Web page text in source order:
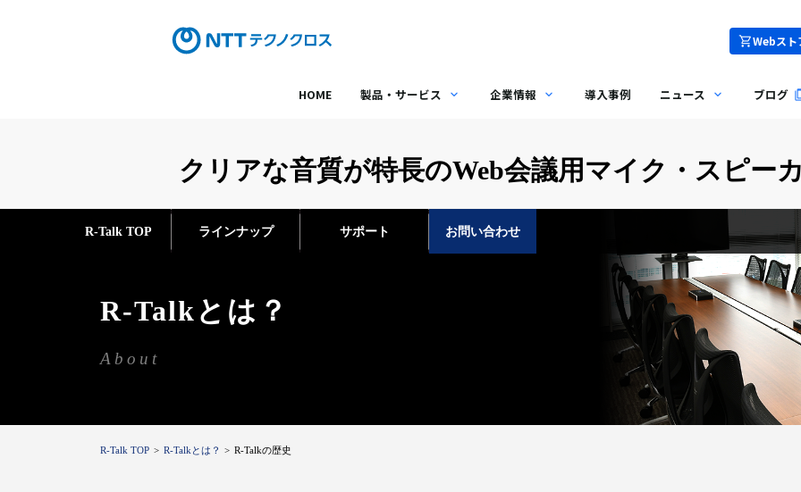
Webスト
HOME 製品・サービス 企業情報 導入事例 ニュース ブログ
クリアな音質が特長のWeb会議用マイク・スピー
R-Talk TOP ラインナップ サポート お問い合わせ
R-Talkとは？
About
R-Talk TOP R-Talkとは？ R-Talkの歴史